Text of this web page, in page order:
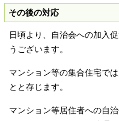
その後の対応
日頃より、自治会への加入
うございます。
マンション等の集合住宅で
とと存じます。
マンション等居住者への自